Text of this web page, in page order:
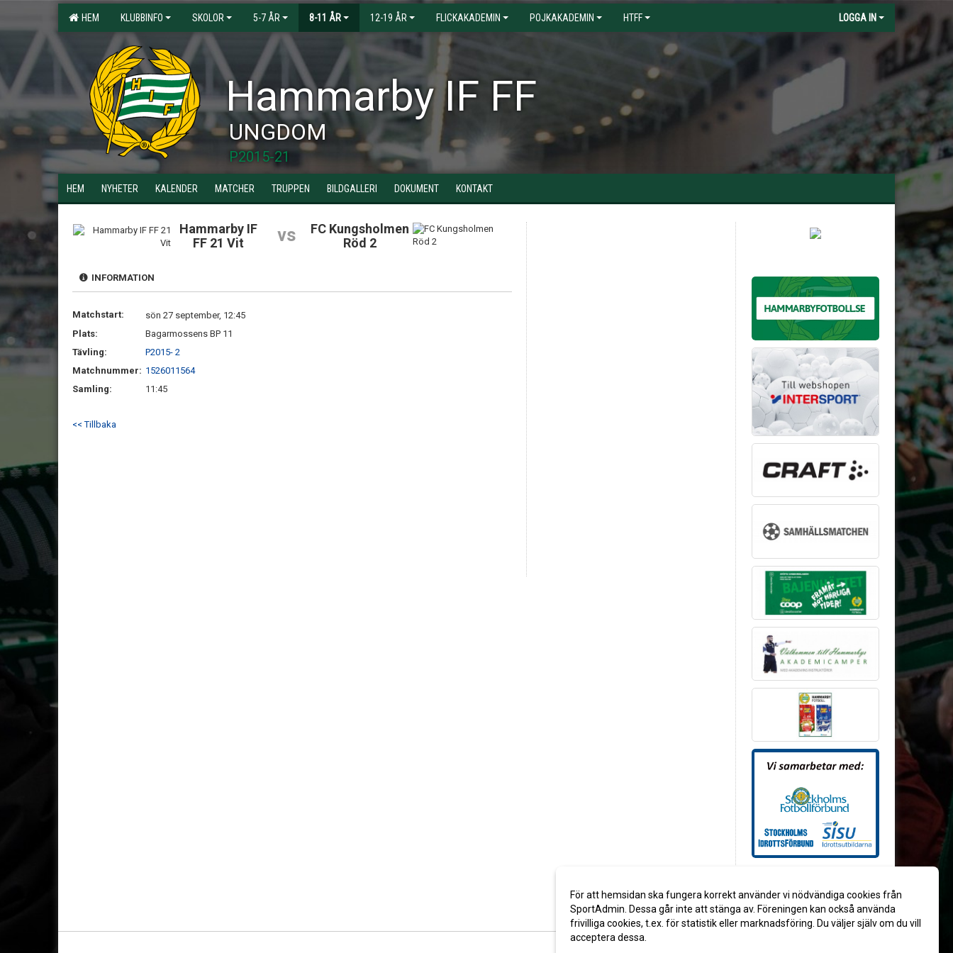
HEM KLUBBINFO SKOLOR 5-7 ÅR 8-11 ÅR 12-19 ÅR FLICKAKADEMIN POJKAKADEMIN HTFF LOGGA IN
Hammarby IF FF
UNGDOM
P2015-21
HEM NYHETER KALENDER MATCHER TRUPPEN BILDGALLERI DOKUMENT KONTAKT
Hammarby IF
FF 21 Vit
vs
FC Kungsholmen
Röd 2
INFORMATION
Matchstart:
sön 27 september, 12:45
Plats:
Bagarmossens BP 11
Tävling:
P2015- 2
Matchnummer: 1526011564
Samling:
11:45
<< Tillbaka
För att hemsidan ska fungera korrekt använder vi nödvändiga cookies från
SportAdmin. Dessa går inte att stänga av. Föreningen kan också använda
frivilliga cookies, t.ex. för statistik eller marknadsföring. Du väljer själv om du vill
acceptera dessa.